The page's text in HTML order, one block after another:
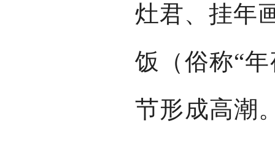
灶君、挂年
饭（俗称“
节形成高潮